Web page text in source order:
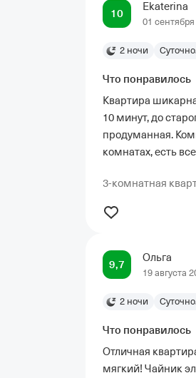
10
Ekaterina
01
2 ночи
Что понравилось
Квартира
10 минут, до
продуманная.
комнатах, есть
3-комнатная
9,7
Ольга
19 августа
2 ночи
Что понравилось
Отличная
мягкий! Чайник